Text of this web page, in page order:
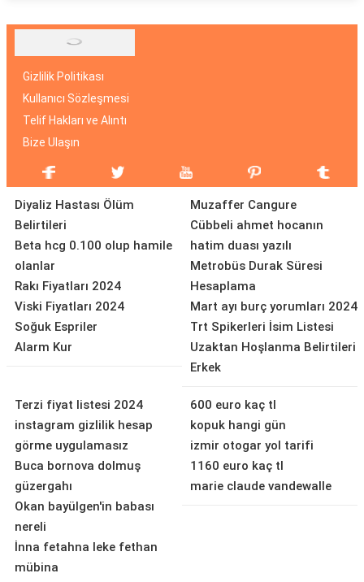
Gizlilik Politikası
Kullanıcı Sözleşmesi
Telif Hakları ve Alıntı
Bize Ulaşın
Diyaliz Hastası Ölüm
Belirtileri
Beta hcg 0.100 olup hamile
olanlar
Rakı Fiyatları 2024
Viski Fiyatları 2024
Soğuk Espriler
Alarm Kur
Muzaffer Cangure
Cübbeli ahmet hocanın
hatim duası yazılı
Metrobüs Durak Süresi
Hesaplama
Mart ayı burç yorumları 2024
Trt Spikerleri İsim Listesi
Uzaktan Hoşlanma Belirtileri
Erkek
Terzi fiyat listesi 2024
instagram gizlilik hesap
görme uygulamasız
Buca bornova dolmuş
güzergahı
Okan bayülgen'in babası
nereli
İnna fetahna leke fethan
mübina
600 euro kaç tl
kopuk hangi gün
izmir otogar yol tarifi
1160 euro kaç tl
marie claude vandewalle